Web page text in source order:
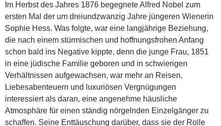
Im Herbst des Jahres 1876 begegnete Alfred Nobel zum
ersten Mal der um dreiundzwanzig Jahre jüngeren Wienerin
Sophie Hess. Was folgte, war eine langjährige Beziehung,
die nach einem stürmischen und hoffnungsfrohen Anfang
schon bald ins Negative kippte, denn die junge Frau, 1851
in eine jüdische Familie geboren und in schwierigen
Verhältnissen aufgewachsen, war mehr an Reisen,
Liebesabenteuern und luxuriösen Vergnügungen
interessiert als daran, eine angenehme häusliche
Atmosphäre für einen ständig nörgelnden Einzelgänger zu
schaffen. Seine Enttäuschung darüber, dass sie der Rolle